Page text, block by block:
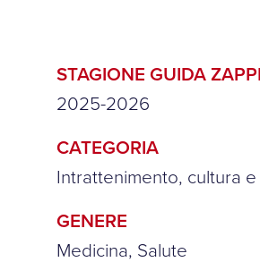
STAGIONE GUIDA
2025-2026
CATEGORIA
Intrattenimento, cultura
GENERE
Medicina, Salute